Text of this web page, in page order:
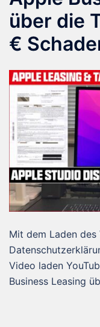
über die
€
Mit dem Laden
Video laden
Business Leasing